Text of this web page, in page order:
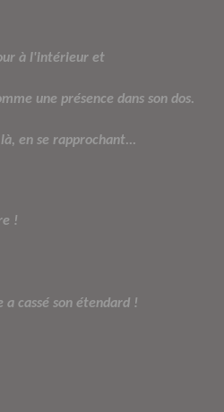
à l'intérieur et
une présence dans son dos.
en se rapprochant...
!
cassé son étendard !